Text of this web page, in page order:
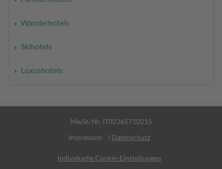
Wanderhotels
Skihotels
Luxushotels
MwSt.-Nr. IT02365710215
Impressum
| Datenschutz
Individuelle Cookie-Einstellungen